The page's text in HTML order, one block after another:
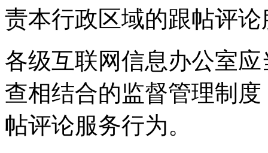
责本行政区域的跟帖评
各级互联网信息办公室
查相结合的监督管理制
帖评论服务行为。